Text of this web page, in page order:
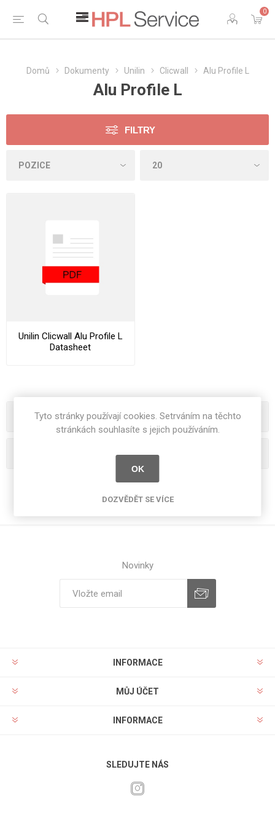
0
Domů Dokumenty Unilin Clicwall Alu Profile L
Alu Profile L
FILTRY
Unilin Clicwall Alu Profile L
Datasheet
Kategorie
Novinky
INFORMACE
MŮJ ÚČET
INFORMACE
SLEDUJTE NÁS
Tyto stránky používají cookies. Setrváním na těchto
stránkách souhlasíte s jejich používáním.
OK
DOZVĚDĚT SE VÍCE